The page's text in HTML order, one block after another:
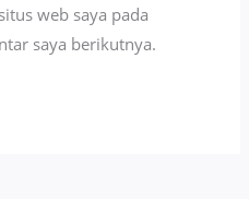
web saya pada
saya berikutnya.